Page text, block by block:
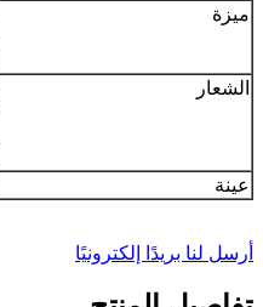
ميزة
الشعار
عينة
أرسل لنا بريدًا إلكترونيًا